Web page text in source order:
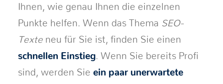
Ihnen, wie genau Ihnen die einzelnen
Punkte helfen. Wenn das Thema SEO-
Texte neu für Sie ist, finden Sie einen
schnellen Einstieg. Wenn Sie bereits Profi
sind, werden Sie ein paar unerwartete